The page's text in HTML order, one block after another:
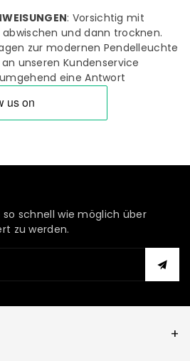
: Vorsichtig mit
und dann trocknen.
zur modernen Pendelleuchte
unseren Kundenservice
eine Antwort
so schnell wie möglich über
zu werden.